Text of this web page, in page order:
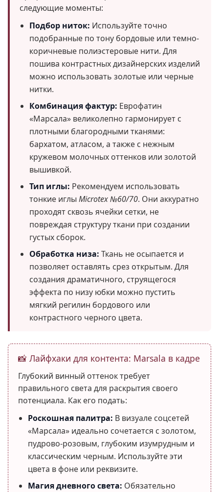
следующие моменты:
Подбор ниток: Используйте точно
подобранные по тону бордовые или темно-
коричневые полиэстеровые нити. Для
пошива контрастных дизайнерских изделий
можно использовать золотые или черные
нитки.
Комбинация фактур: Еврофатин
«Марсала» великолепно гармонирует с
плотными благородными тканями:
бархатом, атласом, а также с нежным
кружевом молочных оттенков или золотой
вышивкой.
Тип иглы: Рекомендуем использовать
тонкие иглы Microtex №60/70. Они аккуратно
проходят сквозь ячейки сетки, не
повреждая структуру ткани при создании
густых сборок.
Обработка низа: Ткань не осыпается и
позволяет оставлять срез открытым. Для
создания драматичного, струящегося
эффекта по низу юбки можно пустить
мягкий регилин бордового или
контрастного черного цвета.
📸 Лайфхаки для контента: Marsala в кадре
Глубокий винный оттенок требует
правильного света для раскрытия своего
потенциала. Как его подать:
Роскошная палитра: В визуале соцсетей
«Марсала» идеально сочетается с золотом,
пудрово-розовым, глубоким изумрудным и
классическим черным. Используйте эти
цвета в фоне или реквизите.
Магия дневного света: Обязательно